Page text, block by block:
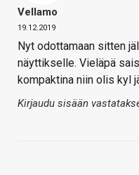
Vellamo
19.12.2019
Nyt odottamaan sitten
näyttikselle. Vieläpä
kompaktina niin olis kyl
Kirjaudu sisään